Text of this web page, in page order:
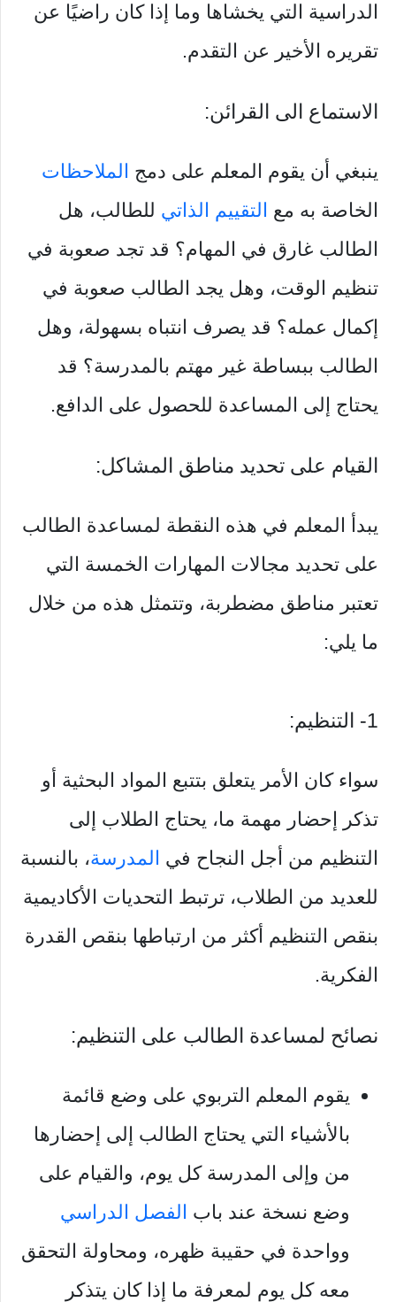
الدراسية التي يخشاها وما إذا كان راضيًا عن
تقريره الأخير عن التقدم.
الاستماع الى القرائن:
ينبغي أن يقوم المعلم على دمج الملاحظات
الخاصة به مع التقييم الذاتي للطالب، هل
الطالب غارق في المهام؟ قد تجد صعوبة في
تنظيم الوقت، وهل يجد الطالب صعوبة في
إكمال عمله؟ قد يصرف انتباه بسهولة، وهل
الطالب ببساطة غير مهتم بالمدرسة؟ قد
يحتاج إلى المساعدة للحصول على الدافع.
القيام على تحديد مناطق المشاكل:
يبدأ المعلم في هذه النقطة لمساعدة الطالب
على تحديد مجالات المهارات الخمسة التي
تعتبر مناطق مضطربة، وتتمثل هذه من خلال
ما يلي:
1- التنظيم:
سواء كان الأمر يتعلق بتتبع المواد البحثية أو
تذكر إحضار مهمة ما، يحتاج الطلاب إلى
التنظيم من أجل النجاح في المدرسة، بالنسبة
للعديد من الطلاب، ترتبط التحديات الأكاديمية
بنقص التنظيم أكثر من ارتباطها بنقص القدرة
الفكرية.
نصائح لمساعدة الطالب على التنظيم:
يقوم المعلم التربوي على وضع قائمة
بالأشياء التي يحتاج الطالب إلى إحضارها
من وإلى المدرسة كل يوم، والقيام على
وضع نسخة عند باب الفصل الدراسي
وواحدة في حقيبة ظهره، ومحاولة التحقق
معه كل يوم لمعرفة ما إذا كان يتذكر